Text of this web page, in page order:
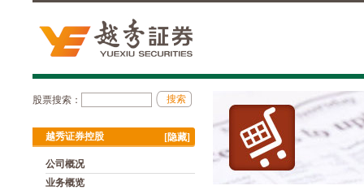
股票搜索：
[隐藏]
越秀证券控股
公司概况
业务概览